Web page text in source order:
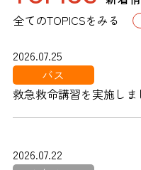
全てのTOPICSをみる
2026.07.25
バス
救急救命講習を実施しま
2026.07.22